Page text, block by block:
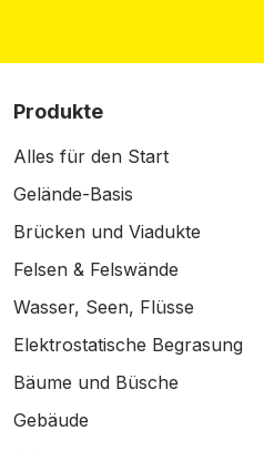
Produkte
Alles für den Start
Gelände-Basis
Brücken und Viadukte
Felsen & Felswände
Wasser, Seen, Flüsse
Elektrostatische Begrasung
Bäume und Büsche
Gebäude